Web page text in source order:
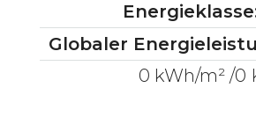
Globaler
0 kWh/m² /0